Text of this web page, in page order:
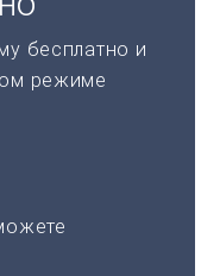
бесплатно и
режиме